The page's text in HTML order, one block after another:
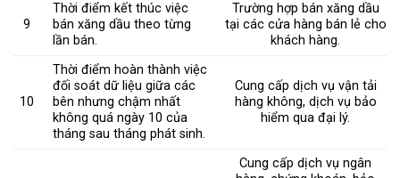
9
Thời điểm kết thúc việc
bán xăng dầu theo từng
lần bán.
Trường hợp bán xăng dầu
tại các cửa hàng bán lẻ cho
khách hàng.
10
Thời điểm hoàn thành việc
đối soát dữ liệu giữa các
bên nhưng chậm nhất
không quá ngày 10 của
tháng sau tháng phát sinh.
Cung cấp dịch vụ vận tải
hàng không, dịch vụ bảo
hiểm qua đại lý.
Cung cấp dịch vụ ngân